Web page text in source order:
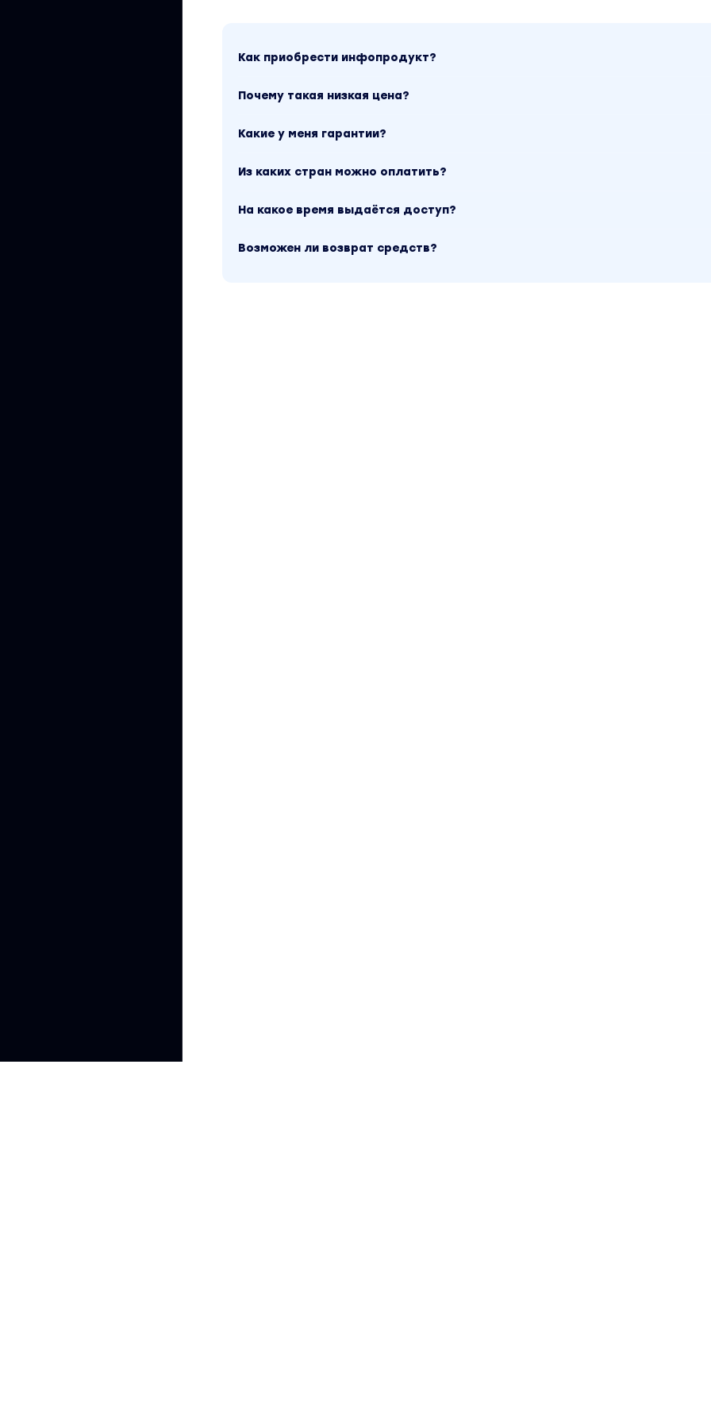
Как приобрести инфопродукт?
Почему такая низкая цена?
Какие у меня гарантии?
Из каких стран можно оплатить?
На какое время выдаётся доступ?
Возможен ли возврат средств?